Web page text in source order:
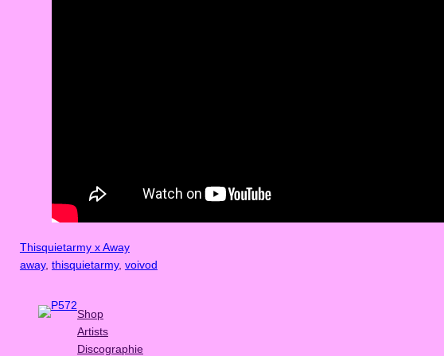
Thisquietarmy x Away
away, thisquietarmy, voivod
Shop
Artists
Discographie